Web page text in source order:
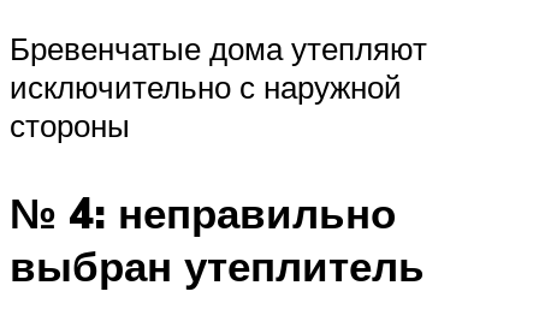
Бревенчатые дома утепляют
исключительно с наружной
стороны
№ 4: неправильно
выбран утеплитель